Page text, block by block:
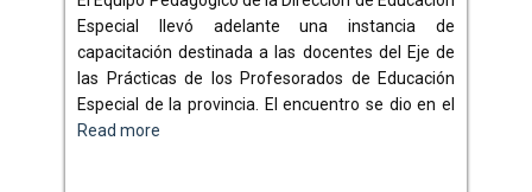
Especial llevó adelante una instancia de
capacitación destinada a las docentes del Eje de
las Prácticas de los Profesorados de Educación
Especial de la provincia. El encuentro se dio en el
Read more